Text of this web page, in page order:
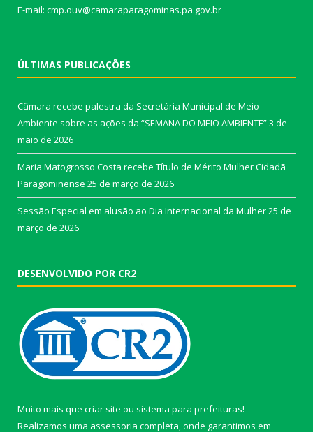
E-mail: cmp.ouv@camaraparagominas.pa.gov.br
ÚLTIMAS PUBLICAÇÕES
Câmara recebe palestra da Secretária Municipal de Meio
Ambiente sobre as ações da “SEMANA DO MEIO AMBIENTE”3 de
maio de 2026
Maria Matogrosso Costa recebe Título de Mérito Mulher Cidadã
Paragominense 25 de março de 2026
Sessão Especial em alusão ao Dia Internacional da Mulher25 de
março de 2026
DESENVOLVIDO POR CR2
Muito mais que criar site ou sistema para prefeituras!
Realizamos uma assessoria completa, onde garantimos em